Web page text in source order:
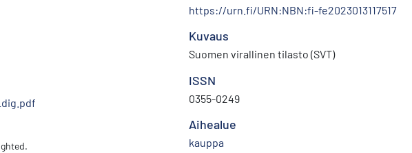
https://urn.fi/URN:NBN:fi-fe2023013117517
Kuvaus
Suomen virallinen tilasto (SVT)
ISSN
0355-0249
Aihealue
kauppa